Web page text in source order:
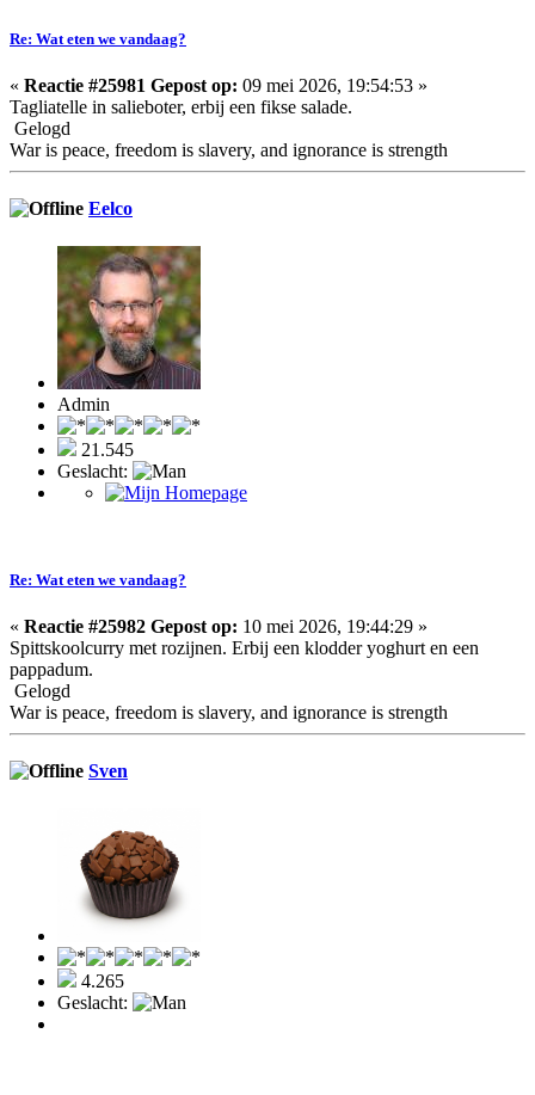
Re: Wat eten we vandaag?
« Reactie #25981 Gepost op: 09 mei 2026, 19:54:53 »
Tagliatelle in salieboter, erbij een fikse salade.
Gelogd
War is peace, freedom is slavery, and ignorance is strength
Eelco
Admin
21.545
Geslacht:
Re: Wat eten we vandaag?
« Reactie #25982 Gepost op: 10 mei 2026, 19:44:29 »
Spittskoolcurry met rozijnen. Erbij een klodder yoghurt en een
pappadum.
Gelogd
War is peace, freedom is slavery, and ignorance is strength
Sven
4.265
Geslacht: